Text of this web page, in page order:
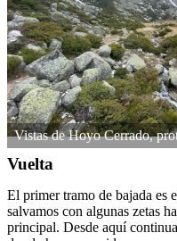
Vistas de Hoyo Cerrado,
Vuelta
El primer tramo de bajada es
salvamos con algunas zetas
principal. Desde aquí